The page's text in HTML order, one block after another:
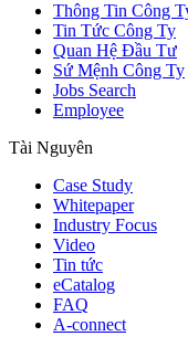
Thông Tin Công
Tin Tức Công Ty
Quan Hệ Đầu Tư
Sứ Mệnh Công Ty
Jobs Search
Employee
Tài Nguyên
Case Study
Whitepaper
Industry Focus
Video
Tin tức
eCatalog
FAQ
A-connect